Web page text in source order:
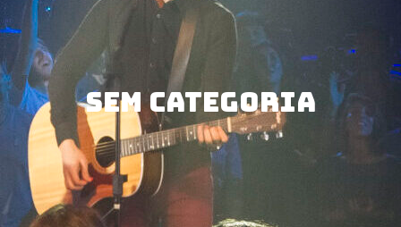
Sem Categoria